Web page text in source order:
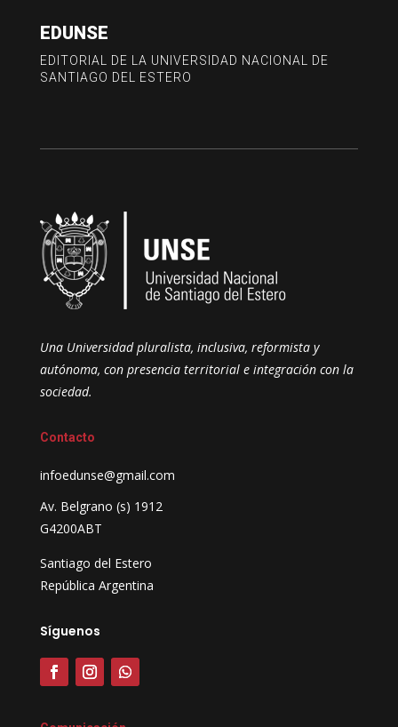
EDUNSE
EDITORIAL DE LA UNIVERSIDAD NACIONAL DE
SANTIAGO DEL ESTERO
Una Universidad pluralista, inclusiva, reformista y
autónoma, con presencia territorial e integración con la
sociedad.
Contacto
infoedunse@gmail.com
Av. Belgrano (s) 1912
G4200ABT
Santiago del Estero
República Argentina
Síguenos